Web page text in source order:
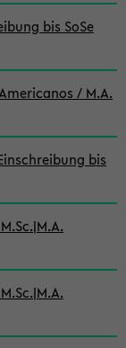
bis SoSe
/ M.A.
bis